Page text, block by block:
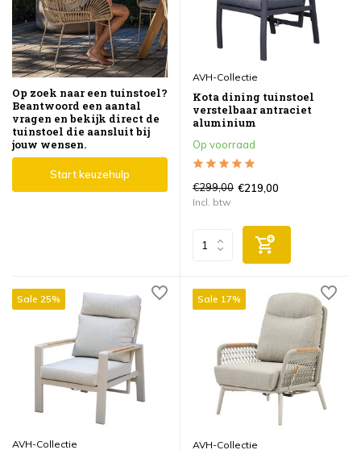
Op zoek naar een tuinstoel?
Beantwoord een aantal
vragen en bekijk direct de
tuinstoel die aansluit bij
jouw wensen.
Start keuzehulp
AVH-Collectie
Kota dining tuinstoel
verstelbaar antraciet
aluminium
Op voorraad
€299,00 €219,00
Incl. btw
Sale 25%
AVH-Collectie
Sale 17%
AVH-Collectie